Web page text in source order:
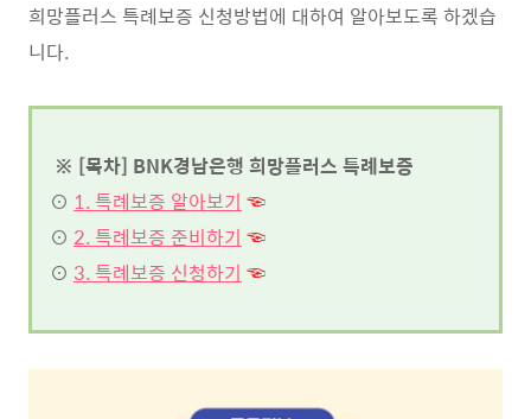
희망플러스 특례보증 신청방법에 대하여 알아보도록 하겠습
니다.
※ [목차] BNK경남은행 희망플러스 특례보증
⊙ 1. 특례보증 알아보기 ☜
⊙ 2. 특례보증 준비하기 ☜
⊙ 3. 특례보증 신청하기 ☜